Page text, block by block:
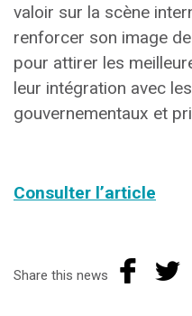
valoir sur la scène
renforcer son image
pour attirer les
leur intégration avec
gouvernementaux et
Consulter l’article
Share this news